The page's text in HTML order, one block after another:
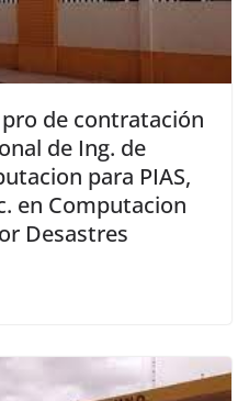
de contratación
de Ing. de
para PIAS,
en Computacion
Desastres